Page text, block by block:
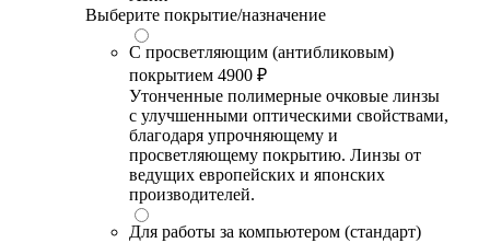
Выберите покрытие/назначение
С просветляющим (антибликовым)
покрытием 4900 ₽
Утонченные полимерные очковые линзы
с улучшенными оптическими свойствами,
благодаря упрочняющему и
просветляющему покрытию. Линзы от
ведущих европейских и японских
производителей.
Для работы за компьютером (стандарт)